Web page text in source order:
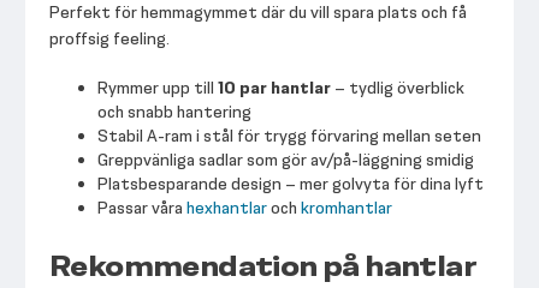
Perfekt för hemmagymmet där du vill spara plats och få
proffsig feeling.
Rymmer upp till 10 par hantlar – tydlig överblick
och snabb hantering
Stabil A-ram i stål för trygg förvaring mellan seten
Greppvänliga sadlar som gör av/på-läggning smidig
Platsbesparande design – mer golvyta för dina lyft
Passar våra hexhantlaroch kromhantlar
Rekommendation på hantlar